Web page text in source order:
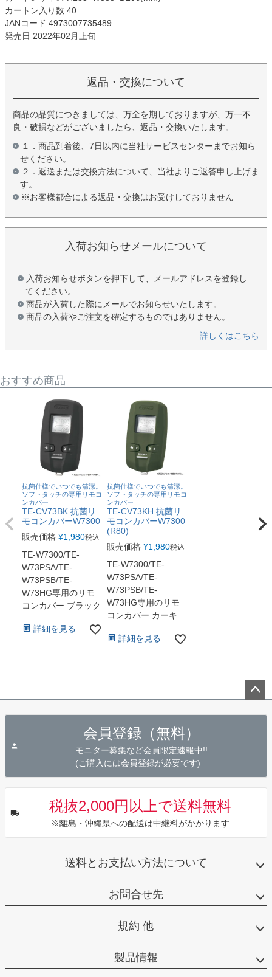
カートン入り数 40
JANコード 4973007735489
発売日 2022年02月上旬
返品・交換について
商品の品質につきましては、万全を期しておりますが、万一不
良・破損などがございましたら、返品・交換いたします。
１．商品到着後、7日以内に当社サービスセンターまでお知ら
せください。
２．返送または交換方法について、当社よりご返答申し上げま
す。
※お客様都合による返品・交換はお受けしておりません
入荷お知らせメールについて
入荷お知らせボタンを押下して、メールアドレスを登録し
てください。
商品が入荷した際にメールでお知らせいたします。
商品の入荷やご注文を確定するものではありません。
詳しくはこちら
おすすめ商品
抗菌仕様でいつでも清潔。
ソフトタッチの専用リモコ
ンカバー
TE-CV73BK 抗菌リ
モコンカバーW7300
販売価格 ¥1,980税込
TE-W7300/TE-
W73PSA/TE-
W73PSB/TE-
W73HG専用のリモ
コンカバー ブラック
詳細を見る
抗菌仕様でいつでも清潔。
ソフトタッチの専用リモコ
ンカバー
TE-CV73KH 抗菌リ
モコンカバーW7300
(R80)
販売価格 ¥1,980税込
TE-W7300/TE-
W73PSA/TE-
W73PSB/TE-
W73HG専用のリモ
コンカバー カーキ
詳細を見る
会員登録（無料）
モニター募集など会員限定速報中!!
(ご購入には会員登録が必要です)
税抜2,000円以上で送料無料
※離島・沖縄県への配送は中継料がかかります
送料とお支払い方法について
お問合せ先
規約 他
製品情報